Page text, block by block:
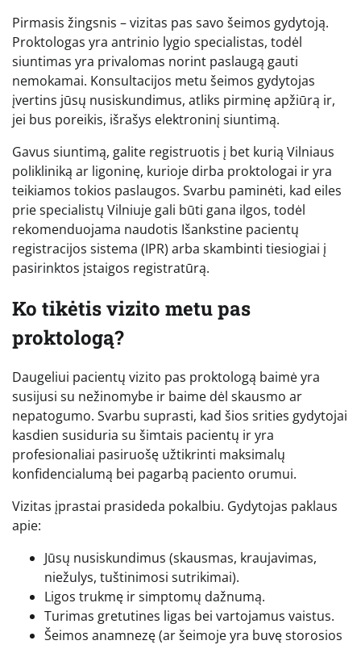
Pirmasis žingsnis – vizitas pas savo šeimos gydytoją.
Proktologas yra antrinio lygio specialistas, todėl
siuntimas yra privalomas norint paslaugą gauti
nemokamai. Konsultacijos metu šeimos gydytojas
įvertins jūsų nusiskundimus, atliks pirminę apžiūrą ir,
jei bus poreikis, išrašys elektroninį siuntimą.
Gavus siuntimą, galite registruotis į bet kurią Vilniaus
polikliniką ar ligoninę, kurioje dirba proktologai ir yra
teikiamos tokios paslaugos. Svarbu paminėti, kad eiles
prie specialistų Vilniuje gali būti gana ilgos, todėl
rekomenduojama naudotis Išankstine pacientų
registracijos sistema (IPR) arba skambinti tiesiogiai į
pasirinktos įstaigos registratūrą.
Ko tikėtis vizito metu pas
proktologą?
Daugeliui pacientų vizito pas proktologą baimė yra
susijusi su nežinomybe ir baime dėl skausmo ar
nepatogumo. Svarbu suprasti, kad šios srities gydytojai
kasdien susiduria su šimtais pacientų ir yra
profesionaliai pasiruošę užtikrinti maksimalų
konfidencialumą bei pagarbą paciento orumui.
Vizitas įprastai prasideda pokalbiu. Gydytojas paklaus
apie:
Jūsų nusiskundimus (skausmas, kraujavimas,
niežulys, tuštinimosi sutrikimai).
Ligos trukmę ir simptomų dažnumą.
Turimas gretutines ligas bei vartojamus vaistus.
Šeimos anamnezę (ar šeimoje yra buvę storosios